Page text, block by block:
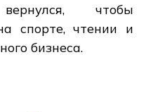
чтобы
спорте, чтении и
бизнеса.